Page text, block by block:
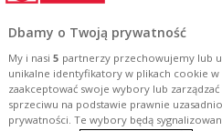
Dbamy o Twoją prywatność
My i nasi 5 partnerzy przechowujemy lub
unikalne identyfikatory w plikach cookie
zaakceptować swoje wybory lub
sprzeciwu na podstawie prawnie
prywatności. Te wybory będą